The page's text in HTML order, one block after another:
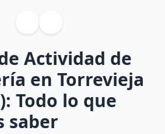
Actividad de
en Torrevieja
Todo lo que
saber